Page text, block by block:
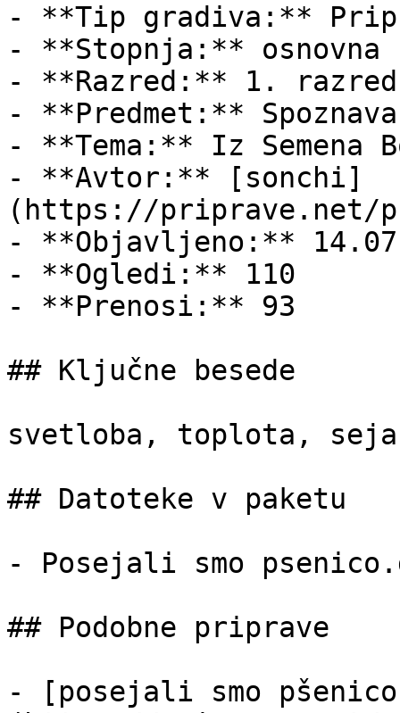
- **Tip gradiva:**
- **Stopnja:** osnovna
- **Razred:** 1. razred
- **Predmet:**
- **Tema:** Iz Semena
- **Avtor:** [sonchi]
(https://priprave.net/
- **Objavljeno:**
- **Ogledi:** 110
- **Prenosi:** 93
## Ključne besede
svetloba, toplota,
## Datoteke v paketu
- Posejali smo
## Podobne priprave
- [posejali smo